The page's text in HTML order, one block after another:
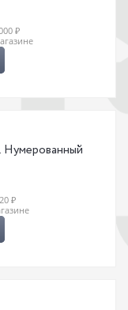
₽
Нумерованный
₽